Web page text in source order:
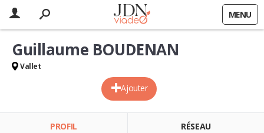
MENU
Ajouter
Guillaume BOUDENAN
Vallet
PROFIL RÉSEAU